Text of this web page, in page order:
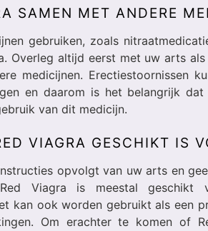
SAMEN MET ANDERE
gebruiken, zoals
Overleg altijd eerst met uw arts
medicijnen. Erectiestoornissen
en daarom is het belangrijk
van dit medicijn.
VIAGRA GESCHIKT IS
opvolgt van uw arts en
Viagra is meestal geschikt
kan ook worden gebruikt als een
Om erachter te komen of